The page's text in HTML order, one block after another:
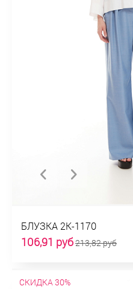
БЛУЗКА 2К-1170
106,91 руб213,82 руб
СКИДКА 30%